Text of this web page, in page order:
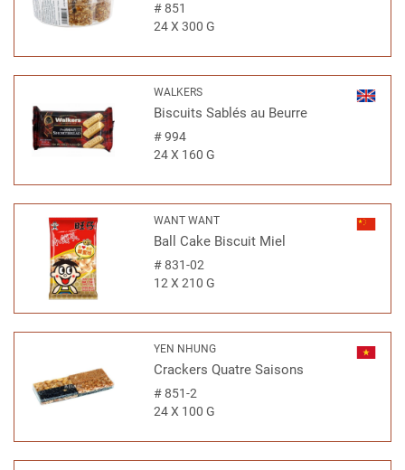
#851
24 X 300 G
WALKERS
Biscuits Sablés au Beurre
#994
24 X 160 G
WANT WANT
Ball Cake Biscuit Miel
#831-02
12 X 210 G
YEN NHUNG
Crackers Quatre Saisons
#851-2
24 X 100 G